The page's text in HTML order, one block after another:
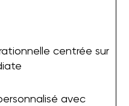
centrée sur
avec